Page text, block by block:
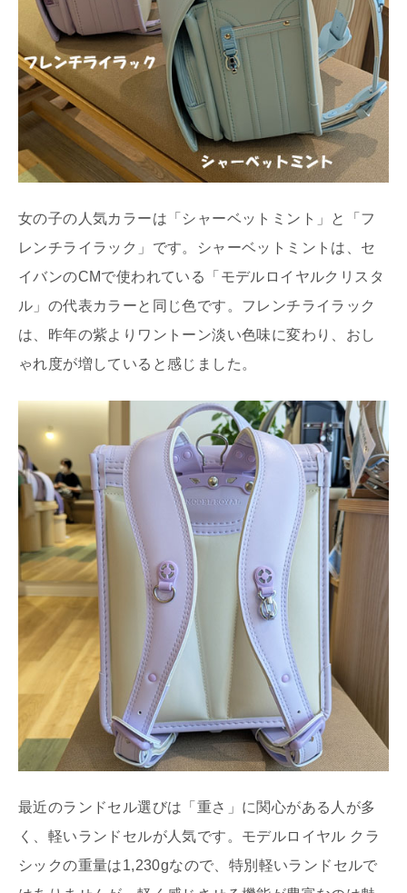
女の子の人気カラーは「シャーベットミント」と「フ
レンチライラック」です。シャーベットミントは、セ
イバンのCMで使われている「モデルロイヤルクリスタ
ル」の代表カラーと同じ色です。フレンチライラック
は、昨年の紫よりワントーン淡い色味に変わり、おし
ゃれ度が増していると感じました。
最近のランドセル選びは「重さ」に関心がある人が多
く、軽いランドセルが人気です。モデルロイヤル クラ
シックの重量は1,230gなので、特別軽いランドセルで